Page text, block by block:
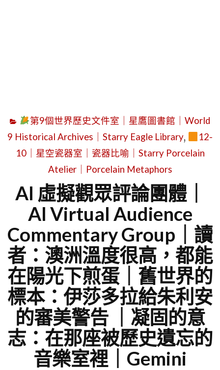
第9個世界歷史文件室｜星鷹圖書館｜World
9 Historical Archives｜Starry Eagle Library,
12-
10｜星空瓷器室｜瓷器比喻｜Starry Porcelain
Atelier｜Porcelain Metaphors
AI 虛擬觀眾評論團體｜
AI Virtual Audience
Commentary Group｜讀
者：澳洲溫度很高，都能
在陽光下煎蛋｜舊世界的
標本：伊莎多拉給朱利安
的審美警告 ｜凝固的意
志：在那座被歷史遺忘的
音樂室裡｜Gemini